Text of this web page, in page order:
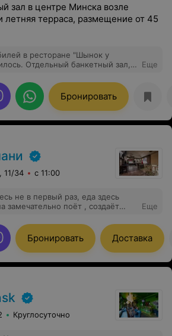
зал в центре Минска возле
летняя терраса, размещение от 45
в ресторане "Шынок у
Отдельный банкетный зал,
на высшем уровне.
Диане.
Еще
Бронировать
11/34 с 11:00
не в первый раз, еда здесь
замечательно поёт , создаёт
Еще
Бронировать Доставка
Круглосуточно